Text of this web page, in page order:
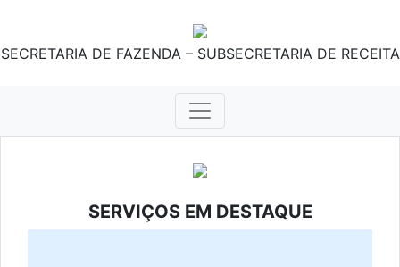
SECRETARIA DE FAZENDA – SUBSECRETARIA DE RECEITA
SERVIÇOS EM DESTAQUE